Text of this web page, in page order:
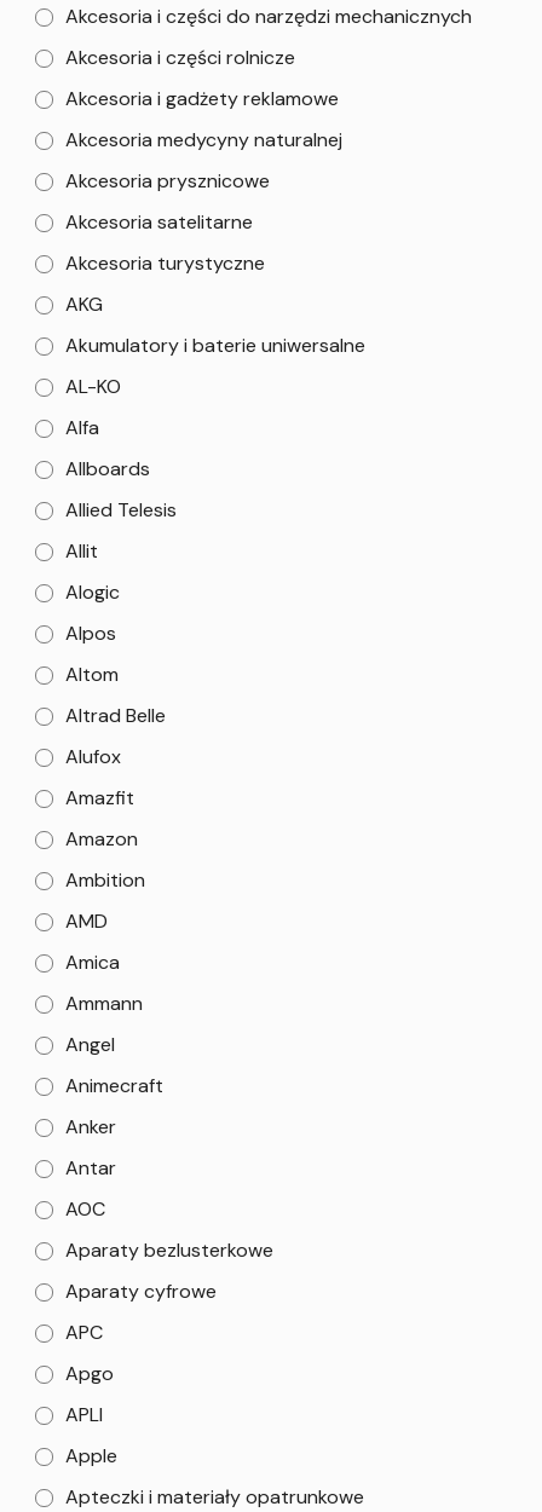
Akcesoria i części do narzędzi mechanicznych
Akcesoria i części rolnicze
Akcesoria i gadżety reklamowe
Akcesoria medycyny naturalnej
Akcesoria prysznicowe
Akcesoria satelitarne
Akcesoria turystyczne
AKG
Akumulatory i baterie uniwersalne
AL-KO
Alfa
Allboards
Allied Telesis
Allit
Alogic
Alpos
Altom
Altrad Belle
Alufox
Amazfit
Amazon
Ambition
AMD
Amica
Ammann
Angel
Animecraft
Anker
Antar
AOC
Aparaty bezlusterkowe
Aparaty cyfrowe
APC
Apgo
APLI
Apple
Apteczki i materiały opatrunkowe